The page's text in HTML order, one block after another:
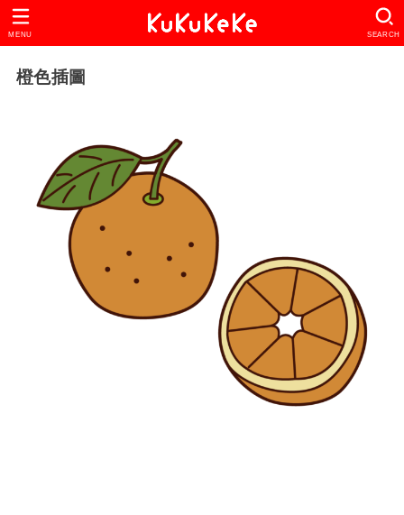
SEARCH
MENU
橙色插圖